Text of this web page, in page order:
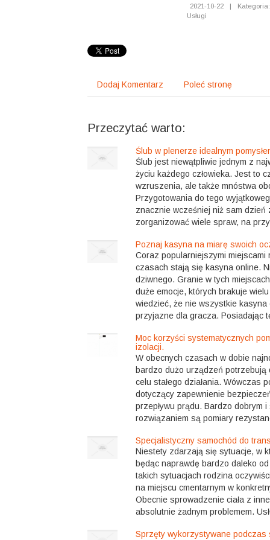
2021-10-22 |
Usługi
Dodaj Komentarz Poleć stronę
Przeczytać warto:
Ślub w plenerze idealnym
Ślub jest niewątpliwie jednym z
życiu każdego człowieka. Jest to
wzruszenia, ale także mnóstwa
Przygotowania do tego
znacznie wcześniej niż sam dzień
zorganizować wiele spraw, na
Poznaj kasyna na miarę swoich
Coraz popularniejszymi
czasach stają się kasyna online.
dziwnego. Granie w tych
duże emocje, których brakuje
wiedzieć, że nie wszystkie kasyna
przyjazne dla gracza. Posiadając
Moc korzyści systematycznych
izolacji.
W obecnych czasach w dobie
bardzo dużo urządzeń potrzebują
celu stałego działania. Wówczas
dotyczący zapewnienie
przepływu prądu. Bardzo dobrym
rozwiązaniem są pomiary
Specjalistyczny samochód do
Niestety zdarzają się sytuacje, w
będąc naprawdę bardzo daleko
takich sytuacjach rodzina
na miejscu cmentarnym w
Obecnie sprowadzenie ciała z
absolutnie żadnym problemem.
Sprzęty wykorzystywane podczas